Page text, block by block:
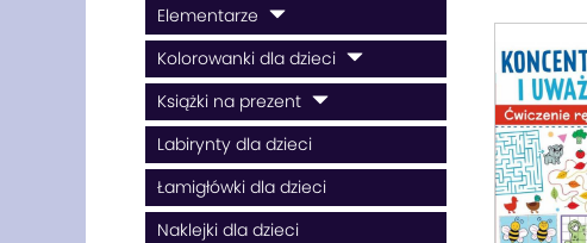
Elementarze
Kolorowanki dla dzieci
Książki na prezent
Labirynty dla dzieci
Łamigłówki dla dzieci
Naklejki dla dzieci